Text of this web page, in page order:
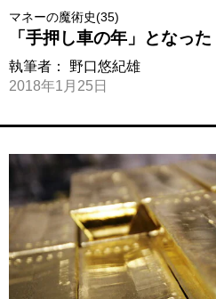
マネーの魔術史(35)
「手押し車の年」となっ
執筆者： 野口悠紀雄
2018年1月25日